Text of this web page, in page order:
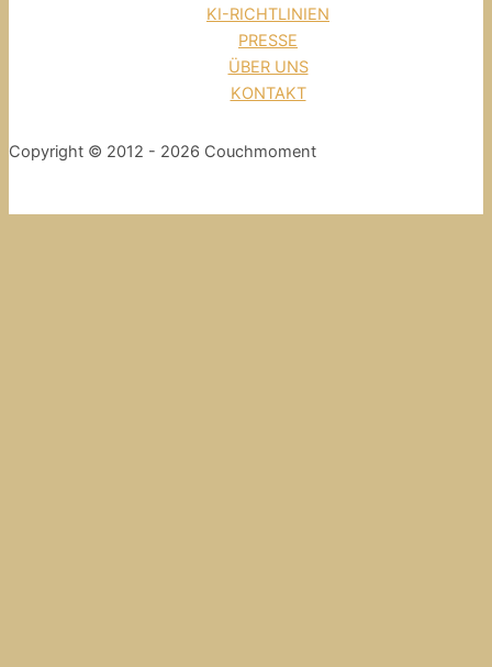
KI-RICHTLINIEN
PRESSE
ÜBER UNS
KONTAKT
Copyright © 2012 - 2026 Couchmoment